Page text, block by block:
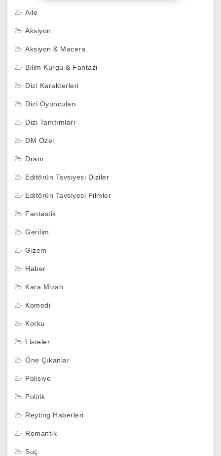
Aile
Aksiyon
Aksiyon & Macera
Bilim Kurgu & Fantazi
Dizi Karakterleri
Dizi Oyuncuları
Dizi Tanıtımları
DM Özel
Dram
Editörün Tavsiyesi Diziler
Editörün Tavsiyesi Filmler
Fantastik
Gerilim
Gizem
Haber
Kara Mizah
Komedi
Korku
Listeler
Öne Çıkanlar
Polisiye
Politik
Reyting Haberleri
Romantik
Suç